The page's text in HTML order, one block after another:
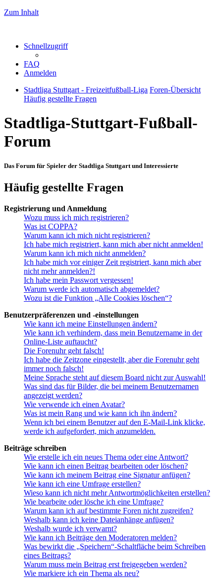
Zum Inhalt
Schnellzugriff
FAQ
Anmelden
Stadtliga Stuttgart - Freizeitfußball-Liga Foren-Übersicht
Häufig gestellte Fragen
Stadtliga-Stuttgart-Fußball-
Forum
Das Forum für Spieler der Stadtliga Stuttgart und Interessierte
Häufig gestellte Fragen
Registrierung und Anmeldung
Wozu muss ich mich registrieren?
Was ist COPPA?
Warum kann ich mich nicht registrieren?
Ich habe mich registriert, kann mich aber nicht anmelden!
Warum kann ich mich nicht anmelden?
Ich habe mich vor einiger Zeit registriert, kann mich aber
nicht mehr anmelden?!
Ich habe mein Passwort vergessen!
Warum werde ich automatisch abgemeldet?
Wozu ist die Funktion „Alle Cookies löschen“?
Benutzerpräferenzen und -einstellungen
Wie kann ich meine Einstellungen ändern?
Wie kann ich verhindern, dass mein Benutzername in der
Online-Liste auftaucht?
Die Forenuhr geht falsch!
Ich habe die Zeitzone eingestellt, aber die Forenuhr geht
immer noch falsch!
Meine Sprache steht auf diesem Board nicht zur Auswahl!
Was sind das für Bilder, die bei meinem Benutzernamen
angezeigt werden?
Wie verwende ich einen Avatar?
Was ist mein Rang und wie kann ich ihn ändern?
Wenn ich bei einem Benutzer auf den E-Mail-Link klicke,
werde ich aufgefordert, mich anzumelden.
Beiträge schreiben
Wie erstelle ich ein neues Thema oder eine Antwort?
Wie kann ich einen Beitrag bearbeiten oder löschen?
Wie kann ich meinem Beitrag eine Signatur anfügen?
Wie kann ich eine Umfrage erstellen?
Wieso kann ich nicht mehr Antwortmöglichkeiten erstellen?
Wie bearbeite oder lösche ich eine Umfrage?
Warum kann ich auf bestimmte Foren nicht zugreifen?
Weshalb kann ich keine Dateianhänge anfügen?
Weshalb wurde ich verwarnt?
Wie kann ich Beiträge den Moderatoren melden?
Was bewirkt die „Speichern“-Schaltfläche beim Schreiben
eines Beitrags?
Warum muss mein Beitrag erst freigegeben werden?
Wie markiere ich ein Thema als neu?